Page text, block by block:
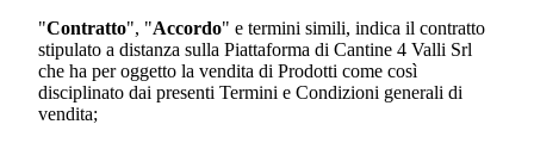
"Contratto", "Accordo" e termini simili, indica il contratto
stipulato a distanza sulla Piattaforma di Cantine 4 Valli Srl
che ha per oggetto la vendita di Prodotti come così
disciplinato dai presenti Termini e Condizioni generali di
vendita;